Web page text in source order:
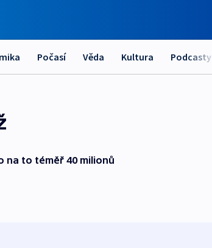
Počasí Věda Kultura Podcasty
na to téměř 40 milionů